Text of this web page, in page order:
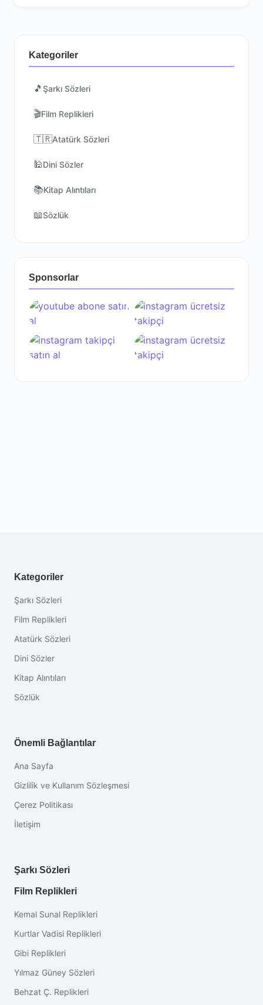
Kategoriler
🎵 Şarkı Sözleri
🎬Film Replikleri
🇹🇷Atatürk Sözleri
🕌Dini Sözler
📚Kitap Alıntıları
📖Sözlük
Sponsorlar
Kategoriler
Şarkı Sözleri
Film Replikleri
Atatürk Sözleri
Dini Sözler
Kitap Alıntıları
Sözlük
Önemli Bağlantılar
Ana Sayfa
Gizlilik ve Kullanım Sözleşmesi
Çerez Politikası
İletişim
Şarkı Sözleri
Film Replikleri
Kemal Sunal Replikleri
Kurtlar Vadisi Replikleri
Gibi Replikleri
Yılmaz Güney Sözleri
Behzat Ç. Replikleri